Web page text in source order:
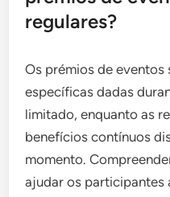
regulares?
Os prémios de eventos
específicas dadas
limitado, enquanto as
benefícios contínuos
momento.
ajudar os participantes